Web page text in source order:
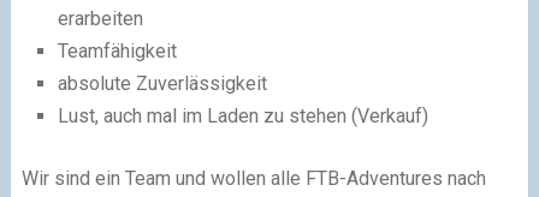
erarbeiten
Teamfähigkeit
absolute Zuverlässigkeit
Lust, auch mal im Laden zu stehen (Verkauf)
Wir sind ein Team und wollen alle FTB-Adventures nach